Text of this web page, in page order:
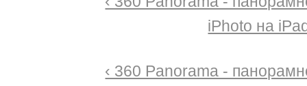
iPhoto на
‹ 360 Panorama -